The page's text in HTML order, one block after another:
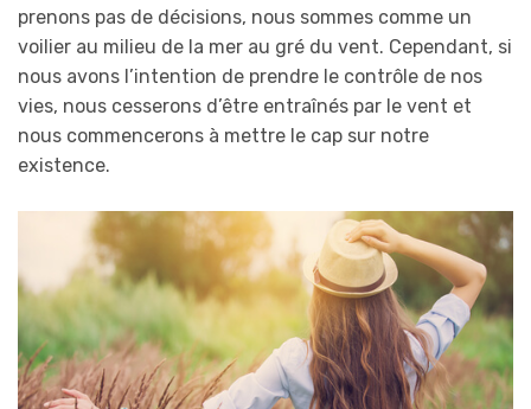
prenons pas de décisions, nous sommes comme un
voilier au milieu de la mer au gré du vent. Cependant, si
nous avons l’intention de prendre le contrôle de nos
vies, nous cesserons d’être entraînés par le vent et
nous commencerons à mettre le cap sur notre
existence.